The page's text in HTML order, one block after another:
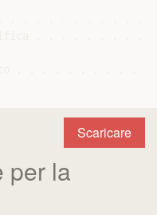
Scaricare
per la